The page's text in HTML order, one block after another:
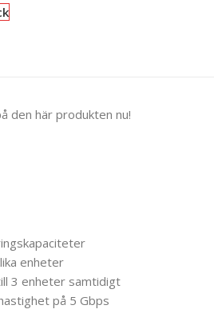
den här produkten nu!
enheter
3 enheter samtidigt
på 5 Gbps